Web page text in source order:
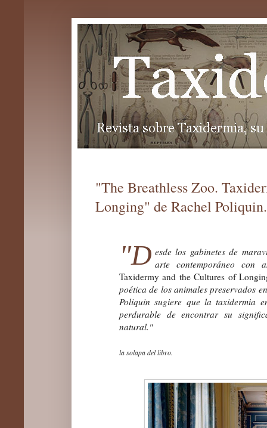
"The Breathless Zoo.
Longing" de Rachel Poliquin.
"D esde los gabinetes de
arte contemporáneo con
Taxidermy and the Cultures of
poética de los animales preservados
Poliquin sugiere que la taxidermia
perdurable de encontrar su
natural."
la solapa del libro.